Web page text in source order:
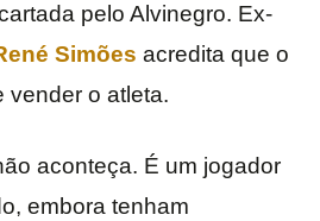
pelo Alvinegro. Ex-
Simões acredita que o
vender o atleta.
aconteça. É um jogador
embora tenham